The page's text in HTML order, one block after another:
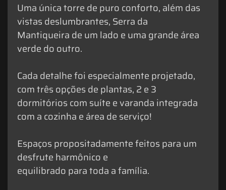
Uma única torre de puro conforto, além das
vistas deslumbrantes, Serra da
Mantiqueira de um lado e uma grande área
verde do outro.
Cada detalhe foi especialmente projetado,
com três opções de plantas, 2 e 3
dormitórios com suíte e varanda integrada
com a cozinha e área de serviço!
Espaços propositadamente feitos para um
desfrute harmônico e
equilibrado para toda a família.